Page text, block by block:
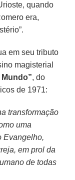
quando
era,
em seu tributo
magisterial
, do
de 1971:
transformação
uma
Evangelho,
em prol da
de todas